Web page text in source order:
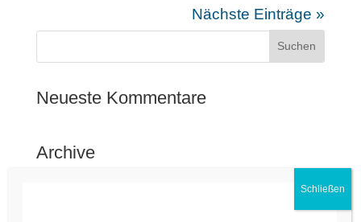
Nächste Einträge »
Neueste Kommentare
Archive